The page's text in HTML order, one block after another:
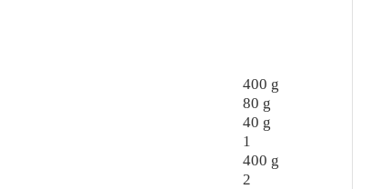
400 g
80 g
40 g
1
400 g
2